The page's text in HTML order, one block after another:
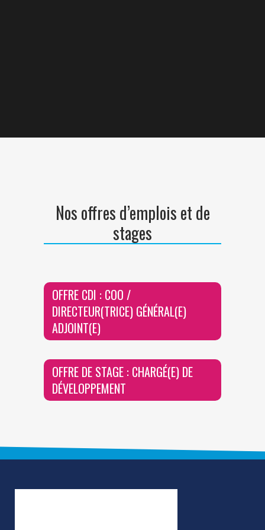
Nos offres d’emplois et de
stages
OFFRE CDI : COO /
DIRECTEUR(TRICE) GÉNÉRAL(E)
ADJOINT(E)
OFFRE DE STAGE : CHARGÉ(E) DE
DÉVELOPPEMENT